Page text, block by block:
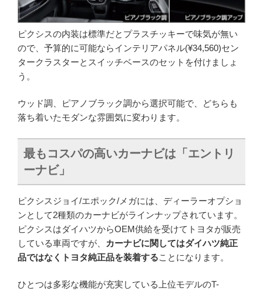
ピクシスの内装は標準だとプラスチッキーで味気が無い
ので、予算的に可能ならインテリアパネル(¥34,560)セン
タークラスターとスイッチベースのセットを付けましょ
う。
ウッド調、ピアノブラック調から選択可能で、どちらも
落ち着いたモダンな雰囲気に変わります。
最もコスパの高いカーナビは「エントリ
ーナビ」
ピクシスジョイ/エポック/メガには、ディーラーオプショ
ンとして2種類のカーナビがラインナップされています。
ピクシスはダイハツからOEM供給を受けてトヨタが販売
している車両ですが、
カーナビに関してはダイハツ純正
品ではなくトヨタ純正品を装着することになります。
ひとつは多彩な機能が充実している上位モデルのT-